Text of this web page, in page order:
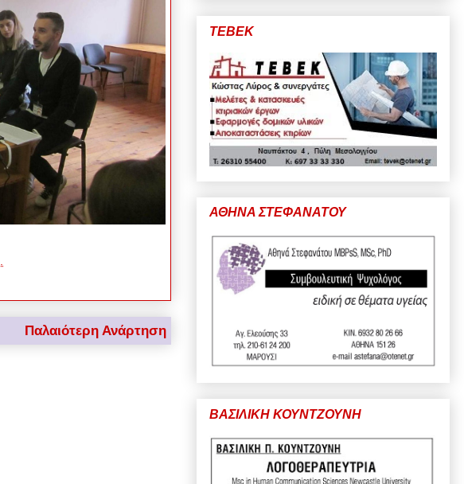
Παλαιότερη Ανάρτηση
ΤΕΒΕΚ
ΑΘΗΝΑ ΣΤΕΦΑΝΑΤΟΥ
ΒΑΣΙΛΙΚΗ ΚΟΥΝΤΖΟΥΝΗ